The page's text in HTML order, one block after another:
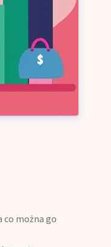
co można go